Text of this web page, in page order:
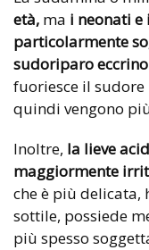
età, ma i neonati
particolarmente
sudoriparo
fuoriesce il
quindi vengono
Inoltre, la lieve
maggiormente
che è più
sottile, possiede
più spesso